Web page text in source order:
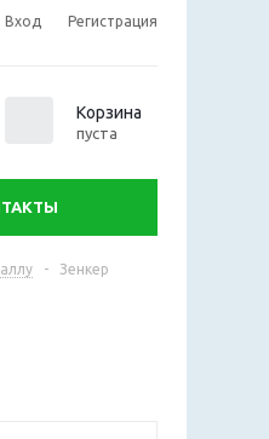
Вход Регистрация
Корзина
пуста
-
Зенкер